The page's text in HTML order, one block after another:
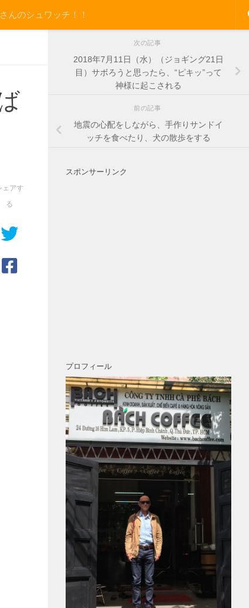
んのシュワッチ！！
ェアす
る
次の記事
2018年7月11日（水）（ジョギング21日
目）サボろうと思ったら、“ピキッ”って
神様に起こされる
前の記事
地震の心配をしながら、手作りサンドイ
ッチを食べたり、犬の散歩をする
スポンサーリンク
プロフィール